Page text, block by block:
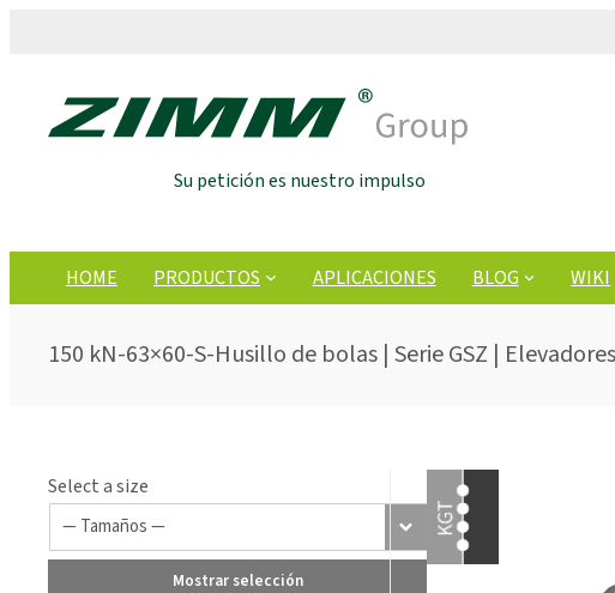
Su petición es nuestro impulso
HOME PRODUCTOS APLICACIONES BLOG WIKI
150 kN-63×60-S-Husillo de bolas | Serie GSZ |
Select a size
Mostrar selección